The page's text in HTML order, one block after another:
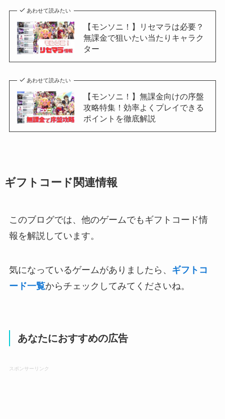
あわせて読みたい
【モンソニ！】リセマラは必要？
無課金で狙いたい当たりキャラク
ター
あわせて読みたい
【モンソニ！】無課金向けの序盤
攻略特集！効率よくプレイできる
ポイントを徹底解説
ギフトコード関連情報
このブログでは、他のゲームでもギフトコード情
報を解説しています。
気になっているゲームがありましたら、 ギフトコ
ード一覧からチェックしてみてくださいね。
あなたにおすすめの広告
スポンサーリンク